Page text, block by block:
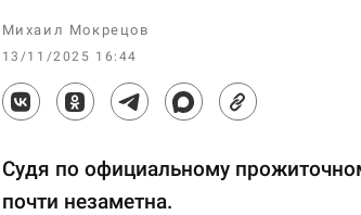
Михаил Мокрецов
13/11/2025 16:44
Судя по официальному
почти незаметна.